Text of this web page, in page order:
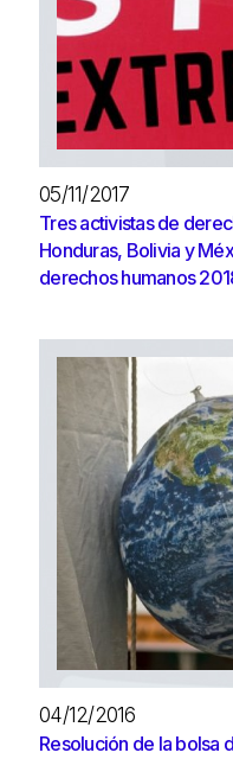
05/11/2017
Tres activistas de
Honduras, Bolivia y
derechos humanos
04/12/2016
Resolución de la bolsa